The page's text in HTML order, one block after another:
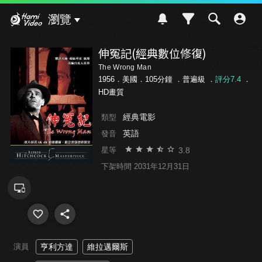
瀏覽
伸冤記(經典數位修復)
The Wrong Man
1956．美國．105分鐘 ． 普遍級 ． 評分7.4．
HD畫質
類型 經典電影
發音 英語
星等 3.8
下架時間 2031年12月31日
演員 亨利方達 維拉邁爾斯